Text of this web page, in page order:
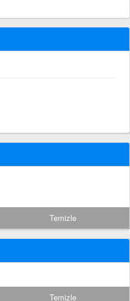
Temizle
Temizle